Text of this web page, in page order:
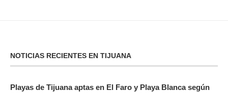
NOTICIAS RECIENTES EN TIJUANA
Playas de Tijuana aptas en El Faro y Playa Blanca según